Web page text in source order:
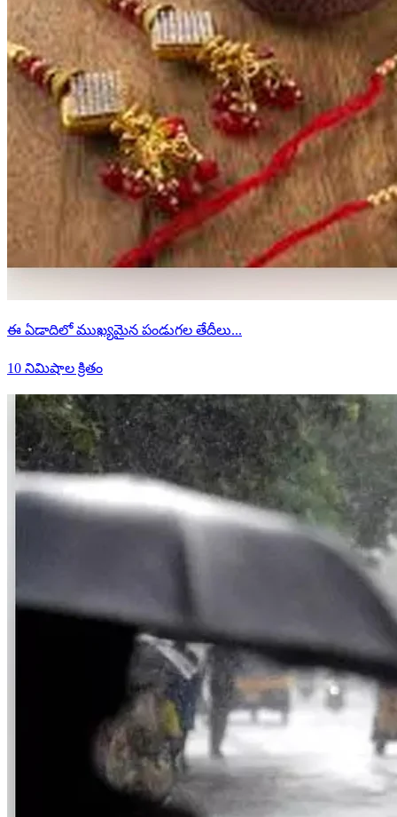
ఈ ఏడాదిలో ముఖ్యమైన పండుగల తేదీలు...
10 నిమిషాల క్రితం